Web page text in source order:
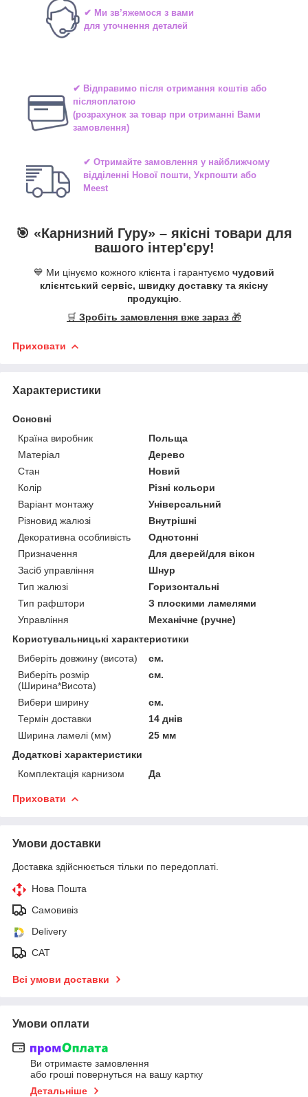
✔ Ми зв’яжемося з вами
для уточнення деталей
✔ Відправимо після отримання коштів або
післяоплатою
(розрахунок за товар при отриманні Вами
замовлення)
✔ Отримайте замовлення у найближчому
відділенні Нової пошти, Укрпошти або
Meest
🎯 «Карнизний Гуру» – якісні товари для
вашого інтер'єру!
💙 Ми цінуємо кожного клієнта і гарантуємо чудовий
клієнтський сервіс, швидку доставку та якісну
продукцію.
🛒 Зробіть замовлення вже зараз 🎁
Приховати
Характеристики
Основні
Країна виробник
Польща
Матеріал
Дерево
Стан
Новий
Колір
Різні кольори
Варіант монтажу
Універсальний
Різновид жалюзі
Внутрішні
Декоративна особливість
Однотонні
Призначення
Для дверей/для вікон
Засіб управління
Шнур
Тип жалюзі
Горизонтальні
Тип рафштори
З плоскими ламелями
Управління
Механічне (ручне)
Користувальницькі характеристики
Виберіть довжину (висота)
см.
Виберіть розмір
(Ширина*Висота)
см.
Вибери ширину
см.
Термін доставки
14 днів
Ширина ламелі (мм)
25 мм
Додаткові характеристики
Комплектація карнизом
Да
Приховати
Умови доставки
Доставка здійснюється тільки по передоплаті.
Нова Пошта
Самовивіз
Delivery
САТ
Всі умови доставки
Умови оплати
Ви отримаєте замовлення
або гроші повернуться на вашу картку
Детальніше